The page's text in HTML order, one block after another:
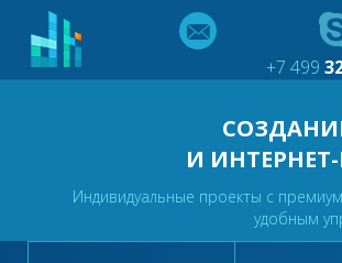
+7 499
И
Индивидуальные проекты с
удобным